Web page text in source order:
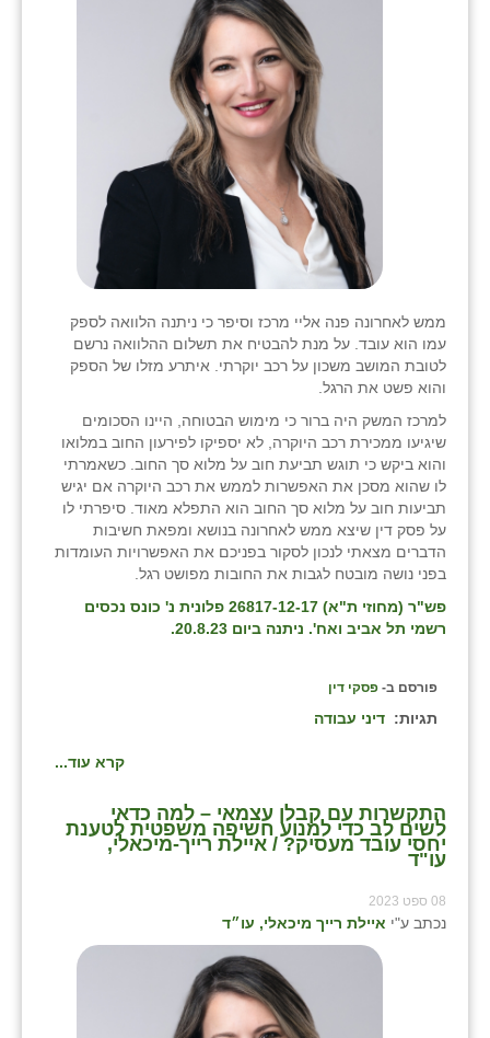
ממש לאחרונה פנה אליי מרכז וסיפר כי ניתנה הלוואה לספק
עמו הוא עובד. על מנת להבטיח את תשלום ההלוואה נרשם
לטובת המושב משכון על רכב יוקרתי. איתרע מזלו של הספק
והוא פשט את הרגל.
למרכז המשק היה ברור כי מימוש הבטוחה, היינו הסכומים
שיגיעו ממכירת רכב היוקרה, לא יספיקו לפירעון החוב במלואו
והוא ביקש כי תוגש תביעת חוב על מלוא סך החוב. כשאמרתי
לו שהוא מסכן את האפשרות לממש את רכב היוקרה אם יגיש
תביעות חוב על מלוא סך החוב הוא התפלא מאוד. סיפרתי לו
על פסק דין שיצא ממש לאחרונה בנושא ומפאת חשיבות
הדברים מצאתי לנכון לסקור בפניכם את האפשרויות העומדות
בפני נושה מובטח לגבות את החובות מפושט רגל.
פש"ר (מחוזי ת"א) 26817-12-17 פלונית נ' כונס נכסים
רשמי תל אביב ואח'. ניתנה ביום 20.8.23.
פורסם ב- פסקי דין
תגיות: דיני עבודה
קרא עוד...
התקשרות עם קבלן עצמאי – למה כדאי
לשים לב כדי למנוע חשיפה משפטית לטענת
יחסי עובד מעסיק? / איילת רייך-מיכאלי,
עו"ד
08 ספט 2023
נכתב ע"י איילת רייך מיכאלי, עו״ד
ורד יריחו
דקל
זוהר
הדר עם
חבצלת השרון
חרב לאת
יבול (מורג)
כליל
יד השמונה
כפר אביב